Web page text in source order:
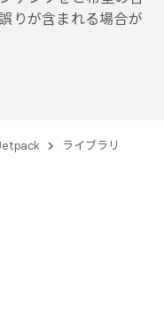
りが含まれる場合が
ライブラリ